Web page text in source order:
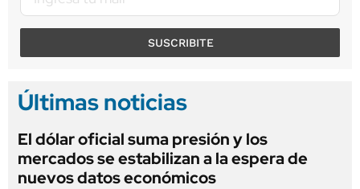
SUSCRIBITE
Últimas noticias
El dólar oficial suma presión y los
mercados se estabilizan a la espera de
nuevos datos económicos